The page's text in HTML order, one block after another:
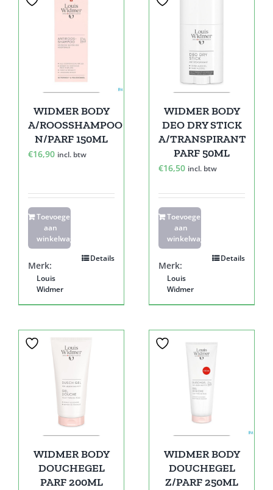
WIDMER BODY
A/ROOSSHAMPOO
N/PARF 150ML
€16,90 incl. btw
Toevoegen
aan
winkelwagen
Details
Merk:
Louis
Widmer
WIDMER BODY
DEO DRY STICK
A/TRANSPIRANT
PARF 50ML
€16,50 incl. btw
Toevoegen
aan
winkelwagen
Details
Merk:
Louis
Widmer
WIDMER BODY
DOUCHEGEL
PARF 200ML
WIDMER BODY
DOUCHEGEL
Z/PARF 250ML